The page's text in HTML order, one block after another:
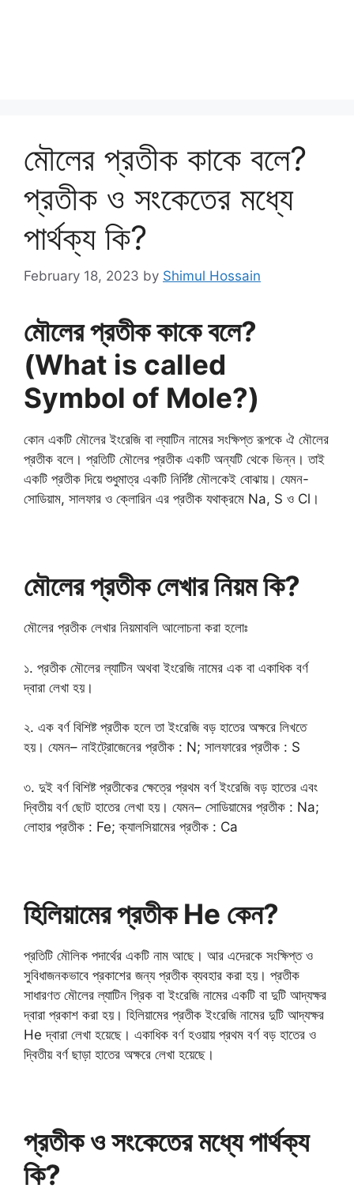
মৌলের প্রতীক কাকে বলে?
প্রতীক ও সংকেতের মধ্যে
পার্থক্য কি?
February 18, 2023 by Shimul Hossain
মৌলের প্রতীক কাকে বলে?
(What is called
Symbol of Mole?)
কোন একটি মৌলের ইংরেজি বা ল্যাটিন নামের সংক্ষিপ্ত রূপকে ঐ মৌলের
প্রতীক বলে। প্রতিটি মৌলের প্রতীক একটি অন্যটি থেকে ভিন্ন। তাই
একটি প্রতীক দিয়ে শুধুমাত্র একটি নির্দিষ্ট মৌলকেই বোঝায়। যেমন-
সোডিয়াম, সালফার ও ক্লোরিন এর প্রতীক যথাক্রমে Na, S ও Cl।
মৌলের প্রতীক লেখার নিয়ম কি?
মৌলের প্রতীক লেখার নিয়মাবলি আলোচনা করা হলোঃ
১. প্রতীক মৌলের ল্যাটিন অথবা ইংরেজি নামের এক বা একাধিক বর্ণ
দ্বারা লেখা হয়।
২. এক বর্ণ বিশিষ্ট প্রতীক হলে তা ইংরেজি বড় হাতের অক্ষরে লিখতে
হয়। যেমন– নাইট্রোজেনের প্রতীক : N; সালফারের প্রতীক : S
৩. দুই বর্ণ বিশিষ্ট প্রতীকের ক্ষেত্রে প্রথম বর্ণ ইংরেজি বড় হাতের এবং
দ্বিতীয় বর্ণ ছোট হাতের লেখা হয়। যেমন– সোডিয়ামের প্রতীক : Na;
লোহার প্রতীক : Fe; ক্যালসিয়ামের প্রতীক : Ca
হিলিয়ামের প্রতীক He কেন?
প্রতিটি মৌলিক পদার্থের একটি নাম আছে। আর এদেরকে সংক্ষিপ্ত ও
সুবিধাজনকভাবে প্রকাশের জন্য প্রতীক ব্যবহার করা হয়। প্রতীক
সাধারণত মৌলের ল্যাটিন গ্রিক বা ইংরেজি নামের একটি বা দুটি আদ্যক্ষর
দ্বারা প্রকাশ করা হয়। হিলিয়ামের প্রতীক ইংরেজি নামের দুটি আদ্যক্ষর
He দ্বারা লেখা হয়েছে। একাধিক বর্ণ হওয়ায় প্রথম বর্ণ বড় হাতের ও
দ্বিতীয় বর্ণ ছাড়া হাতের অক্ষরে লেখা হয়েছে।
প্রতীক ও সংকেতের মধ্যে পার্থক্য
কি?